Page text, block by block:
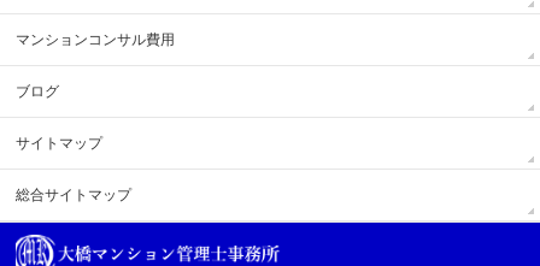
マンションコンサル費用
ブログ
サイトマップ
総合サイトマップ